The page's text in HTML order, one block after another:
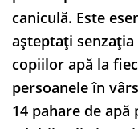
caniculă. Este
așteptați
copiilor apă la
persoanele în
14 pahare de